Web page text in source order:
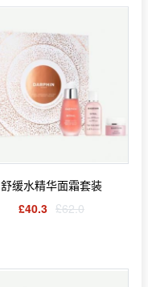
舒缓水精华面霜套装
£40.3 £62.0